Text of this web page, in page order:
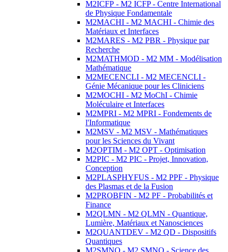
M2ICFP - M2 ICFP - Centre International
de Physique Fondamentale
M2MACHI - M2 MACHI - Chimie des
Matériaux et Interfaces
M2MARES - M2 PBR - Physique par
Recherche
M2MATHMOD - M2 MM - Modélisation
Mathématique
M2MECENCLI - M2 MECENCLI -
Génie Mécanique pour les Cliniciens
M2MOCHI - M2 MoChI - Chimie
Moléculaire et Interfaces
M2MPRI - M2 MPRI - Fondements de
l'Informatique
M2MSV - M2 MSV - Mathématiques
pour les Sciences du Vivant
M2OPTIM - M2 OPT - Optimisation
M2PIC - M2 PIC - Projet, Innovation,
Conception
M2PLASPHYFUS - M2 PPF - Physique
des Plasmas et de la Fusion
M2PROBFIN - M2 PF - Probabilités et
Finance
M2QLMN - M2 QLMN - Quantique,
Lumière, Matériaux et Nanosciences
M2QUANTDEV - M2 QD - Dispositifs
Quantiques
M2SMNO - M2 SMNO - Science des